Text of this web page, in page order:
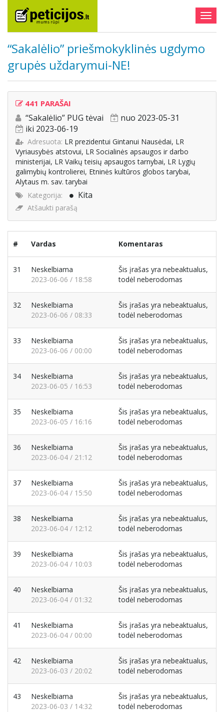
“Sakalėlio” priešmokyklinės ugdymo
grupės uždarymui-NE!
441 PARAŠAI
“Sakalėlio” PUG tėvai
nuo 2023-05-31
iki 2023-06-19
Adresuota: LR prezidentui Gintanui Nausėdai, LR
Vyriausybės atstovui, LR Socialinės apsaugos ir darbo
ministerijai, LR Vaikų teisių apsaugos tarnybai, LR Lygių
galimybių kontrolierei, Etninės kultūros globos tarybai,
Alytaus m. sav. tarybai
Kategorija:
Kita
Atšaukti parašą
# Vardas Komentaras
31
Neskelbiama
2023-06-06 / 18:58
Šis įrašas yra nebeaktualus,
todėl neberodomas
32
Neskelbiama
2023-06-06 / 08:33
Šis įrašas yra nebeaktualus,
todėl neberodomas
33
Neskelbiama
2023-06-06 / 00:00
Šis įrašas yra nebeaktualus,
todėl neberodomas
34
Neskelbiama
2023-06-05 / 16:53
Šis įrašas yra nebeaktualus,
todėl neberodomas
35
Neskelbiama
2023-06-05 / 16:16
Šis įrašas yra nebeaktualus,
todėl neberodomas
36
Neskelbiama
2023-06-04 / 21:12
Šis įrašas yra nebeaktualus,
todėl neberodomas
37
Neskelbiama
2023-06-04 / 15:50
Šis įrašas yra nebeaktualus,
todėl neberodomas
38
Neskelbiama
2023-06-04 / 12:12
Šis įrašas yra nebeaktualus,
todėl neberodomas
39
Neskelbiama
2023-06-04 / 10:03
Šis įrašas yra nebeaktualus,
todėl neberodomas
40
Neskelbiama
2023-06-04 / 01:32
Šis įrašas yra nebeaktualus,
todėl neberodomas
41
Neskelbiama
2023-06-04 / 00:00
Šis įrašas yra nebeaktualus,
todėl neberodomas
42
Neskelbiama
2023-06-03 / 20:02
Šis įrašas yra nebeaktualus,
todėl neberodomas
43
Neskelbiama
2023-06-03 / 14:32
Šis įrašas yra nebeaktualus,
todėl neberodomas